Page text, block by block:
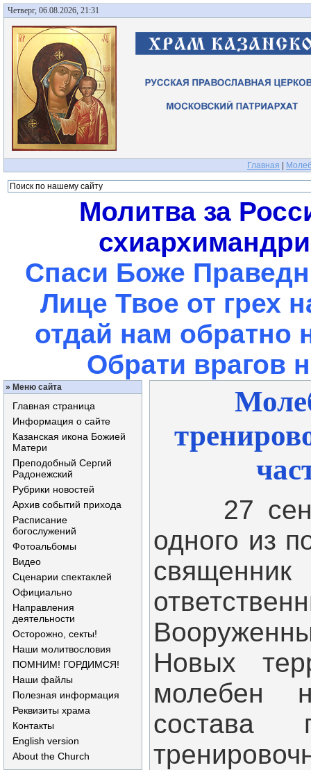
Четверг, 06.08.2026, 21:31
Главная
Молитва за
Спаси Боже
Лице Твое от грех
отдай нам обратно
Обрати врагов
» Меню сайта
Главная страница
Информация о сайте
Казанская икона Божией
Матери
Преподобный Сергий
Радонежский
Рубрики новостей
Архив событий прихода
Расписание
богослужений
Фотоальбомы
Видео
Сценарии спектаклей
Официально
Направления
деятельности
Осторожно, секты!
Наши молитвословия
ПОМНИМ! ГОРДИМСЯ!
Наши файлы
Полезная информация
Реквизиты храма
Контакты
English version
About the Church
27
одного из
Новых
молебен
состава